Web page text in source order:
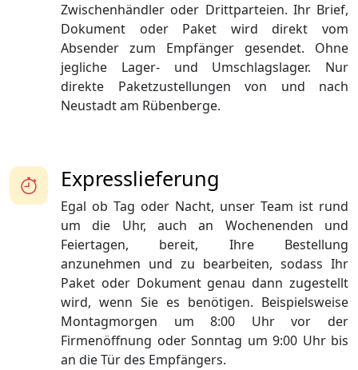
Zwischenhändler oder Drittparteien. Ihr Brief,
Dokument oder Paket wird direkt vom
Absender zum Empfänger gesendet. Ohne
jegliche Lager- und Umschlagslager. Nur
direkte Paketzustellungen von und nach
Neustadt am Rübenberge.
Expresslieferung
Egal ob Tag oder Nacht, unser Team ist rund
um die Uhr, auch an Wochenenden und
Feiertagen, bereit, Ihre Bestellung
anzunehmen und zu bearbeiten, sodass Ihr
Paket oder Dokument genau dann zugestellt
wird, wenn Sie es benötigen. Beispielsweise
Montagmorgen um 8:00 Uhr vor der
Firmenöffnung oder Sonntag um 9:00 Uhr bis
an die Tür des Empfängers.